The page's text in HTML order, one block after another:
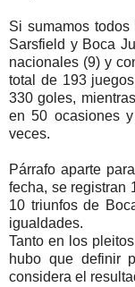
Si sumamos
Sarsfield y Boca
nacionales (9) y
total de 193
330 goles,
en 50 ocasiones
veces.
Párrafo aparte
fecha, se registran
10 triunfos de
igualdades.
Tanto en los
hubo que definir
considera el